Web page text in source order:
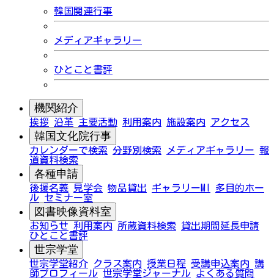
韓国関連行事
メディアギャラリー
ひとこと書評
機関紹介
挨拶 沿革 主要活動 利用案内 施設案内 アクセス
韓国文化院行事
カレンダーで検索 分野別検索 メディアギャラリー 報
道資料検索
各種申請
後援名義 見学会 物品貸出 ギャラリーMI
多目的ホー
ル セミナー室
図書映像資料室
お知らせ 利用案内 所蔵資料検索
貸出期間延長申請
ひとこと書評
世宗学堂
世宗学堂紹介 クラス案内 授業日程 受講申込案内 講
師プロフィール 世宗学堂ジャーナル よくある質問